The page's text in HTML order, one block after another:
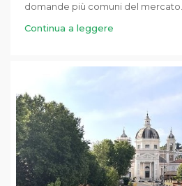
domande più comuni del mercato...
Continua a leggere